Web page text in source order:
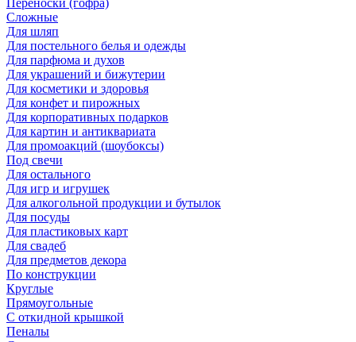
Переноски (гофра)
Сложные
Для шляп
Для постельного белья и одежды
Для парфюма и духов
Для украшений и бижутерии
Для косметики и здоровья
Для конфет и пирожных
Для корпоративных подарков
Для картин и антиквариата
Для промоакций (шоубоксы)
Под свечи
Для остального
Для игр и игрушек
Для алкогольной продукции и бутылок
Для посуды
Для пластиковых карт
Для свадеб
Для предметов декора
По конструкции
Круглые
Прямоугольные
С откидной крышкой
Пеналы